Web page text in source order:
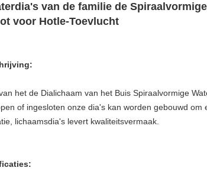
van de familie de
voor Hotle-Toevlucht
het de Dialichaam van het Buis Spiraalvormige
of ingesloten onze dia's kan worden gebouwd
lichaamsdia's levert kwaliteitsvermaak.